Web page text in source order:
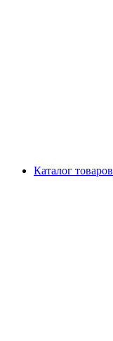
Каталог товаров